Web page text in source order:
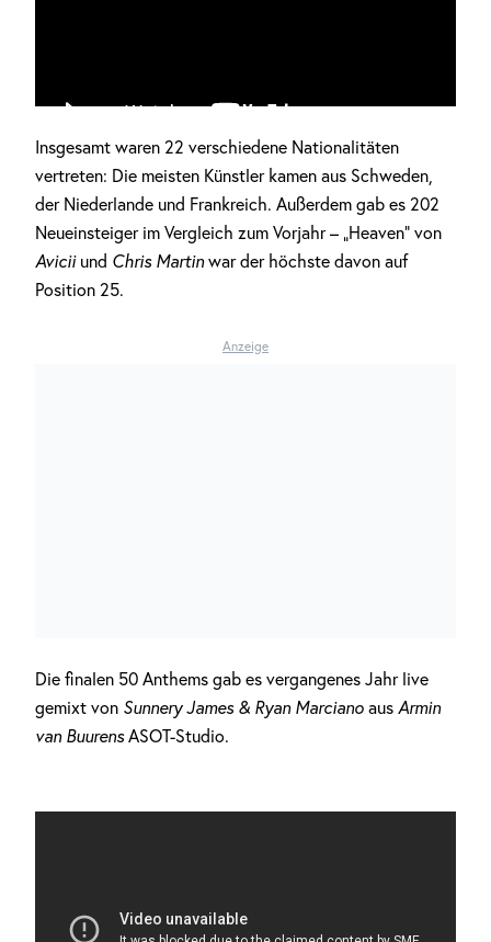
Insgesamt waren 22 verschiedene Nationalitäten
vertreten: Die meisten Künstler kamen aus Schweden,
der Niederlande und Frankreich. Außerdem gab es 202
Neueinsteiger im Vergleich zum Vorjahr – „Heaven“ von
Avicii und Chris Martinwar der höchste davon auf
Position 25.
Anzeige
Die finalen 50 Anthems gab es vergangenes Jahr live
gemixt von Sunnery James & Ryan Marciano aus Armin
van BuurensASOT-Studio.